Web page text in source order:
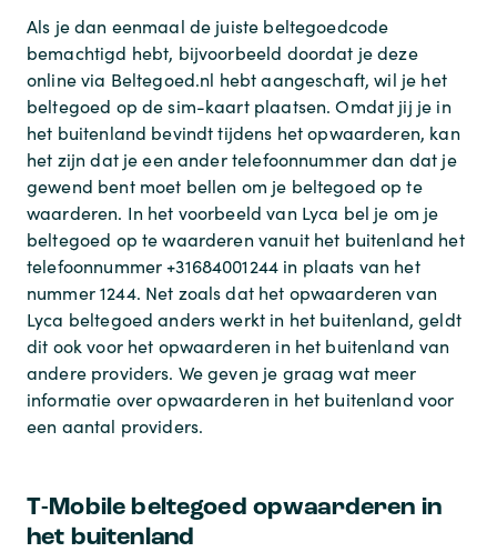
Als je dan eenmaal de juiste beltegoedcode
bemachtigd hebt, bijvoorbeeld doordat je deze
online via Beltegoed.nl hebt aangeschaft, wil je het
beltegoed op de sim-kaart plaatsen. Omdat jij je in
het buitenland bevindt tijdens het opwaarderen, kan
het zijn dat je een ander telefoonnummer dan dat je
gewend bent moet bellen om je beltegoed op te
waarderen. In het voorbeeld van Lyca bel je om je
beltegoed op te waarderen vanuit het buitenland het
telefoonnummer +31684001244 in plaats van het
nummer 1244. Net zoals dat het opwaarderen van
Lyca beltegoed anders werkt in het buitenland, geldt
dit ook voor het opwaarderen in het buitenland van
andere providers. We geven je graag wat meer
informatie over opwaarderen in het buitenland voor
een aantal providers.
T-Mobile beltegoed opwaarderen in
het buitenland